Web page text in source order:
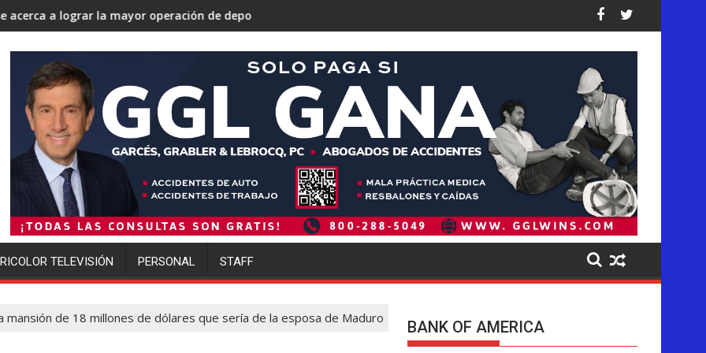
la mayor operación de deportaciones de la historia de Estados Unidos: así están las cifras
Ofensiva migratoria de Trump golpea de forma desproporcionada a los latinos en EE. UU.,
Pistas del presunto autor intelectual
TELEVISIÓN PERSONAL STAFF
mansión de 18 millones de dólares que sería de la esposa de Maduro BANK OF AMERICA